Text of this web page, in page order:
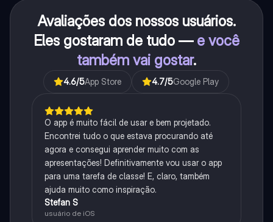
Avaliações dos nossos usuários.
Eles gostaram de tudo — e você
também vai gostar.
4.6/5App Store 4.7/5Google Play
O app é muito fácil de usar e bem projetado.
Encontrei tudo o que estava procurando até
agora e consegui aprender muito com as
apresentações! Definitivamente vou usar o app
para uma tarefa de classe! E, claro, também
ajuda muito como inspiração.
Stefan S
usuário de iOS